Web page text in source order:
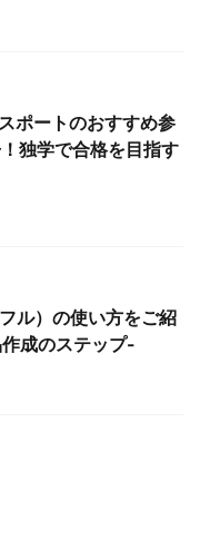
ポートのおすすめ参
独学で合格を目指す
ル）の使い方をご紹
成のステップ-